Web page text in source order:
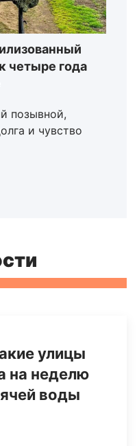
четыре года
позывной,
и чувство
улицы
на неделю
воды